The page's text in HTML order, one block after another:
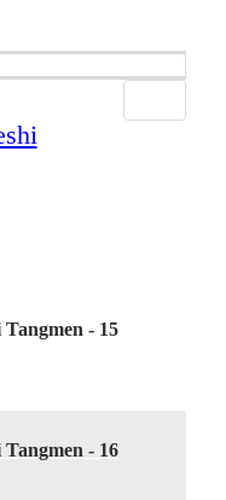
- 15
- 16